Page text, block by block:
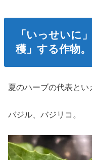
「いっせいに
穫」する作物。
夏のハーブの代表とい
バジル、バジリコ。